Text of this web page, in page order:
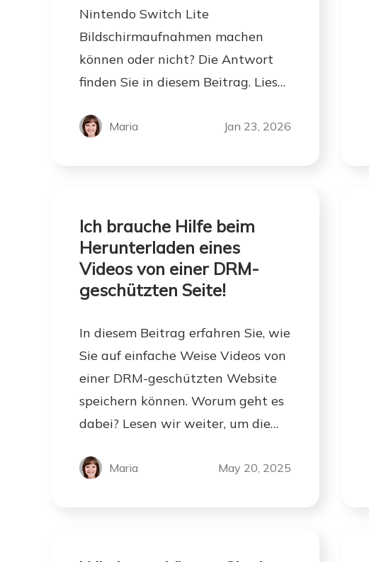
Nintendo Switch Lite
Bildschirmaufnahmen machen
können oder nicht? Die Antwort
finden Sie in diesem Beitrag. Lies
der Aufnahme.
Maria Jan 23, 2026
Ich brauche Hilfe beim
Herunterladen eines
Videos von einer DRM-
geschützten Seite!
In diesem Beitrag erfahren Sie, wie
Sie auf einfache Weise Videos von
einer DRM-geschützten Website
speichern können. Worum geht es
dabei? Lesen wir weiter, um die
Maria May 20, 2025